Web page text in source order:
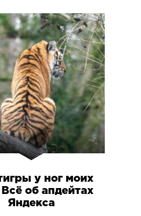
у ног моих
об апдейтах
Яндекса